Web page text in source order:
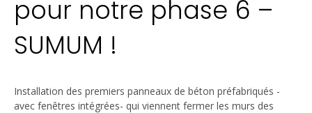
pour notre phase 6 –
SUMUM !
Installation des premiers panneaux de béton préfabriqués -
avec fenêtres intégrées- qui viennent fermer les murs des